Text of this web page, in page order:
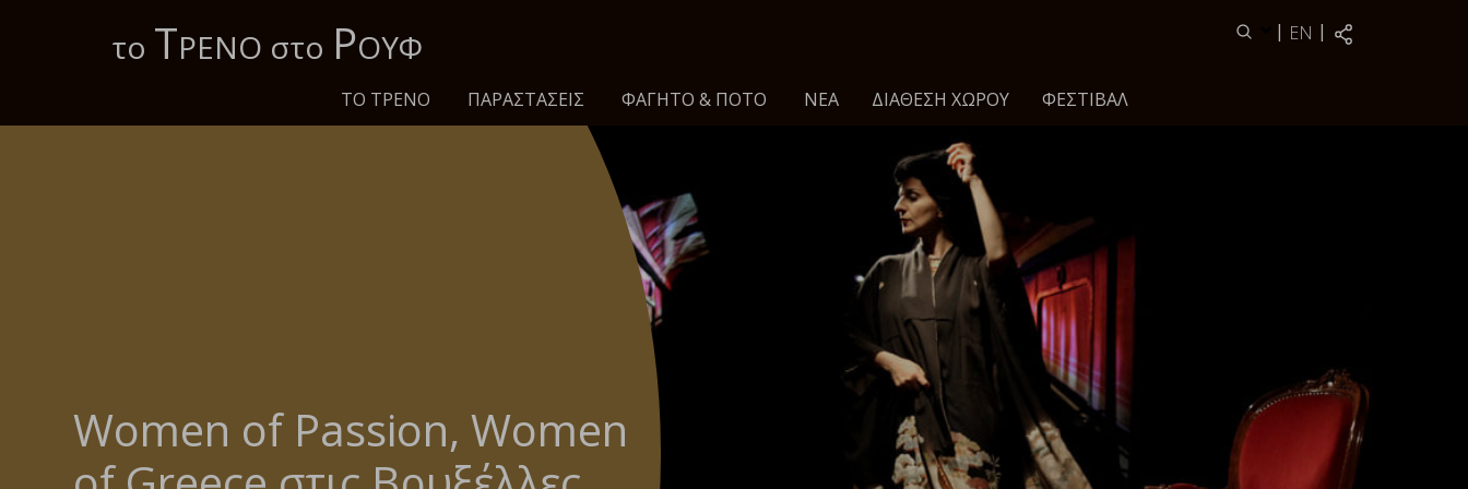
το ΤΡΕΝΟ στο ΡΟΥΦ | EN |
ΤΟ ΤΡΈΝΟ ΠΑΡΑΣΤΑΣΕΙΣ ΦΑΓΗΤΌ & ΠΟΤΌ ΝΈΑ ΔΙΆΘΕΣΗ ΧΏΡΟΥ ΦΕΣΤΙΒΆΛ
Women of Passion, Women